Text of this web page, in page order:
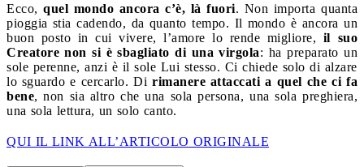
Ecco,quel mondo ancora c’è, là fuori. Non importa quanta
pioggia stia cadendo, da quanto tempo. Il mondo è ancora un
buon posto in cui vivere, l’amore lo rende migliore, il suo
Creatore non si è sbagliato di una virgola: ha preparato un
sole perenne, anzi è il sole Lui stesso. Ci chiede solo di alzare
lo sguardo e cercarlo. Dirimanere attaccati a quel che ci fa
bene, non sia altro che una sola persona, una sola preghiera,
una sola lettura, un solo canto.
QUI IL LINK ALL’ARTICOLO ORIGINALE